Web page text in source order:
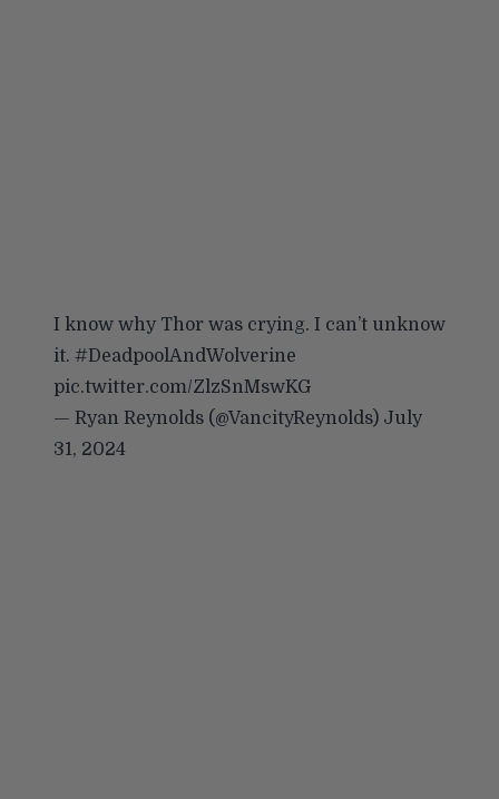
I know why Thor was crying. I can’t unknow
it. #DeadpoolAndWolverine
pic.twitter.com/ZlzSnMswKG
— Ryan Reynolds (@VancityReynolds) July
31, 2024